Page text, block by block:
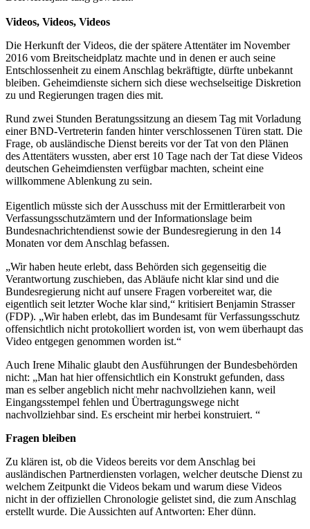
Videos, Videos, Videos
Die Herkunft der Videos, die der spätere Attentäter im November
2016 vom Breitscheidplatz machte und in denen er auch seine
Entschlossenheit zu einem Anschlag bekräftigte, dürfte unbekannt
bleiben. Geheimdienste sichern sich diese wechselseitige Diskretion
zu und Regierungen tragen dies mit.
Rund zwei Stunden Beratungssitzung an diesem Tag mit Vorladung
einer BND-Vertreterin fanden hinter verschlossenen Türen statt. Die
Frage, ob ausländische Dienst bereits vor der Tat von den Plänen
des Attentäters wussten, aber erst 10 Tage nach der Tat diese Videos
deutschen Geheimdiensten verfügbar machten, scheint eine
willkommene Ablenkung zu sein.
Eigentlich müsste sich der Ausschuss mit der Ermittlerarbeit von
Verfassungsschutzämtern und der Informationslage beim
Bundesnachrichtendienst sowie der Bundesregierung in den 14
Monaten vor dem Anschlag befassen.
„Wir haben heute erlebt, dass Behörden sich gegenseitig die
Verantwortung zuschieben, das Abläufe nicht klar sind und die
Bundesregierung nicht auf unsere Fragen vorbereitet war, die
eigentlich seit letzter Woche klar sind,“ kritisiert Benjamin Strasser
(FDP). „Wir haben erlebt, das im Bundesamt für Verfassungsschutz
offensichtlich nicht protokolliert worden ist, von wem überhaupt das
Video entgegen genommen worden ist.“
Auch Irene Mihalic glaubt den Ausführungen der Bundesbehörden
nicht: „Man hat hier offensichtlich ein Konstrukt gefunden, dass
man es selber angeblich nicht mehr nachvollziehen kann, weil
Eingangsstempel fehlen und Übertragungswege nicht
nachvollziehbar sind. Es erscheint mir herbei konstruiert. “
Fragen bleiben
Zu klären ist, ob die Videos bereits vor dem Anschlag bei
ausländischen Partnerdiensten vorlagen, welcher deutsche Dienst zu
welchem Zeitpunkt die Videos bekam und warum diese Videos
nicht in der offiziellen Chronologie gelistet sind, die zum Anschlag
erstellt wurde. Die Aussichten auf Antworten: Eher dünn.